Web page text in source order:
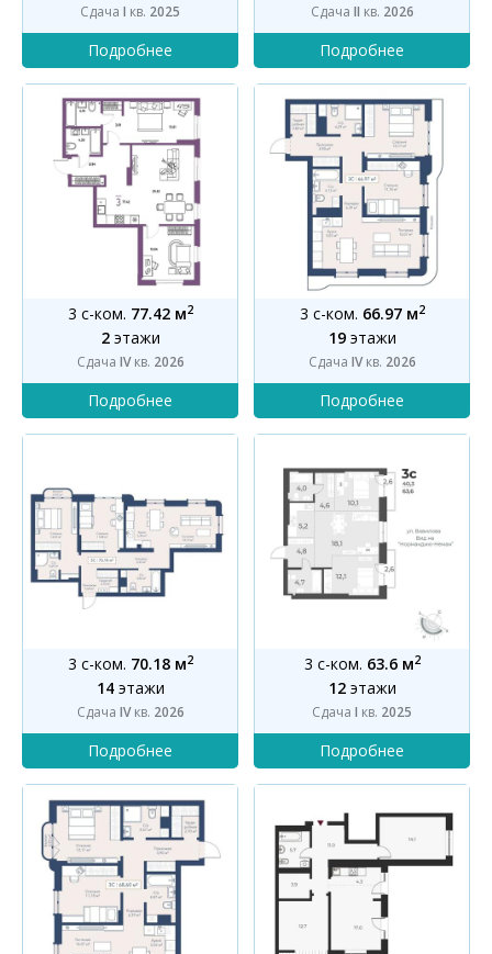
Сдача I кв. 2025 Сдача II кв. 2026
3 с-ком. 77.42 м2
2этажи
Сдача IVкв. 2026
3 с-ком. 66.97 м2
19этажи
Сдача IVкв. 2026
3 с-ком. 70.18 м2
14этажи
Сдача IVкв. 2026
3 с-ком. 63.6 м2
12этажи
Сдача I кв. 2025